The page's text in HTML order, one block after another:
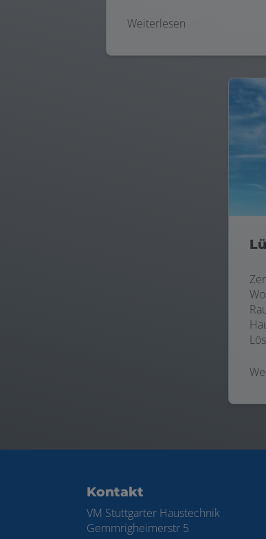
Weiterlesen
Footer - Kontaktdaten und
Kontakt
VM Stuttgarter Haustechnik
Gemmrigheimerstr 5